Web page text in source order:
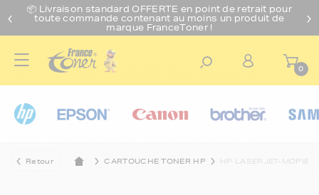
📦 Livraison standard OFFERTE en point de retrait pour
toute commande contenant au moins un produit de
marque FranceToner !
0
Retour CARTOUCHE TONER HP HP LASERJET-MOPIER